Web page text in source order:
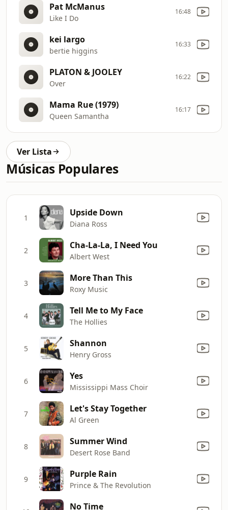
Pat McManus
Like I Do
16:48
kei largo
bertie higgins
16:33
PLATON & JOOLEY
Over
16:22
Mama Rue (1979)
Queen Samantha
16:17
Ver Lista
Músicas Populares
1 Upside Down
Diana Ross
2 Cha-La-La, I Need You
Albert West
3 More Than This
Roxy Music
4 Tell Me to My Face
The Hollies
5 Shannon
Henry Gross
6 Yes
Mississippi Mass Choir
7 Let's Stay Together
Al Green
8 Summer Wind
Desert Rose Band
9 Purple Rain
Prince & The Revolution
No Time